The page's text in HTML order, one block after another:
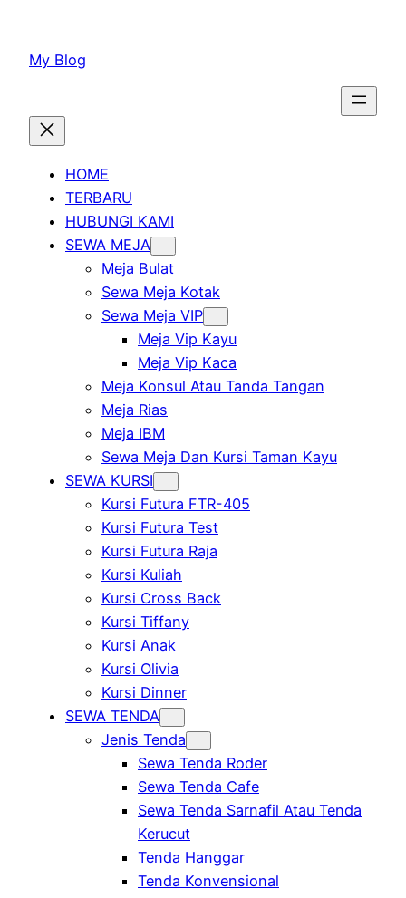
konten
My Blog
HOME
TERBARU
HUBUNGI KAMI
SEWA MEJA
Meja Bulat
Sewa Meja Kotak
Sewa Meja VIP
Meja Vip Kayu
Meja Vip Kaca
Meja Konsul Atau Tanda Tangan
Meja Rias
Meja IBM
Sewa Meja Dan Kursi Taman Kayu
SEWA KURSI
Kursi Futura FTR-405
Kursi Futura Test
Kursi Futura Raja
Kursi Kuliah
Kursi Cross Back
Kursi Tiffany
Kursi Anak
Kursi Olivia
Kursi Dinner
SEWA TENDA
Jenis Tenda
Sewa Tenda Roder
Sewa Tenda Cafe
Sewa Tenda Sarnafil Atau Tenda
Kerucut
Tenda Hanggar
Tenda Konvensional